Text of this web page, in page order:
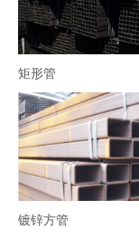
矩形管
镀锌方管